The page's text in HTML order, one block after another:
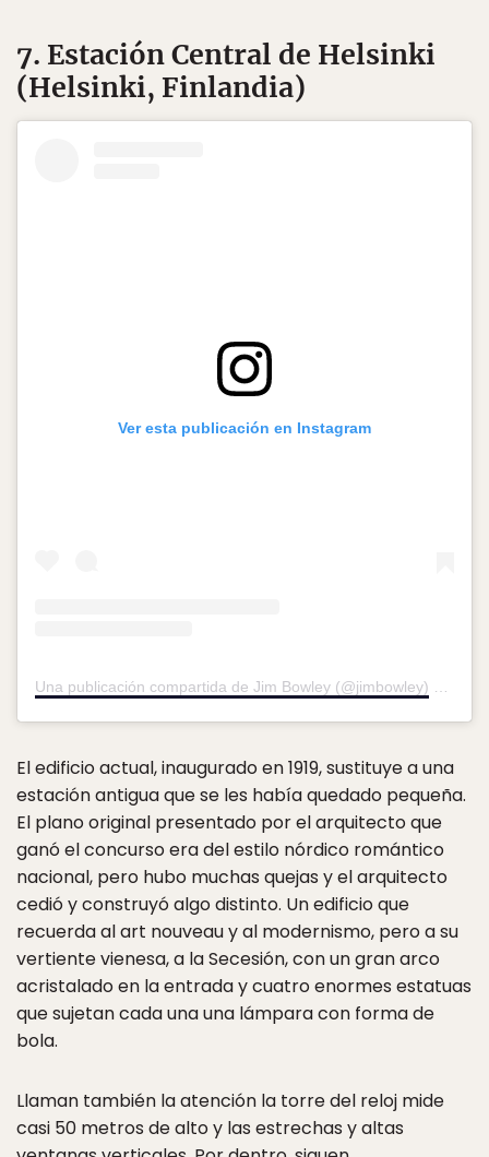
7. Estación Central de Helsinki
(Helsinki, Finlandia)
Ver esta publicación en Instagram
Una publicación compartida de Jim Bowley (@jimbowley)
El edificio actual, inaugurado en 1919, sustituye a una
estación antigua que se les había quedado pequeña.
El plano original presentado por el arquitecto que
ganó el concurso era del estilo nórdico romántico
nacional, pero hubo muchas quejas y el arquitecto
cedió y construyó algo distinto. Un edificio que
recuerda al art nouveau y al modernismo, pero a su
vertiente vienesa, a la Secesión, con un gran arco
acristalado en la entrada y cuatro enormes estatuas
que sujetan cada una una lámpara con forma de
bola.
Llaman también la atención la torre del reloj mide
casi 50 metros de alto y las estrechas y altas